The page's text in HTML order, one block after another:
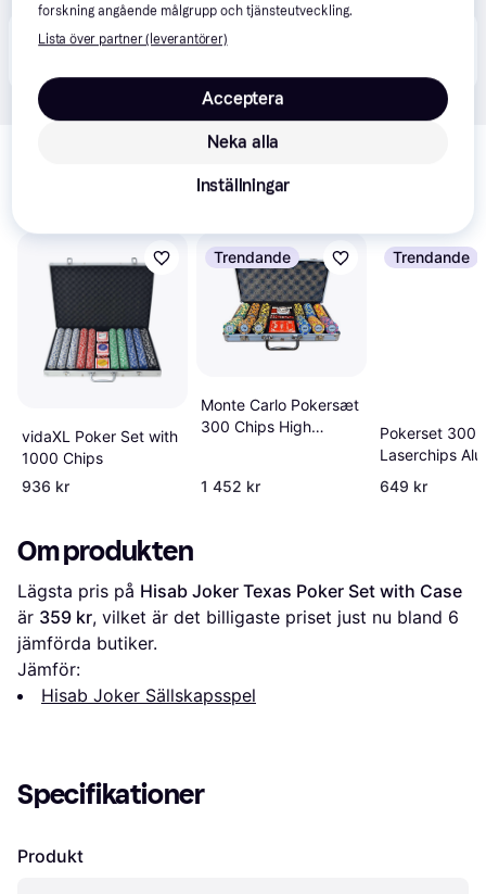
Produkten finns även hos 2 butiker
Relaterade produkter
Vi har plockat fram ett urval av produkter som kanske skulle
vidaXL Poker Set with
1000 Chips
936 kr
Trendande
Monte Carlo Pokersæt
300 Chips High
1 452 kr
Trendande
Pokerset 300
Laserchips
Silver
649 kr
Om produkten
Lägsta pris på Hisab Joker Texas Poker Set with Case
är 359 kr, vilket är det billigaste priset just nu bland 6
jämförda butiker.
Jämför:
Hisab Joker Sällskapsspel
Specifikationer
Produkt
forskning angående målgrupp och tjänsteutveckling.
Lista över partner (leverantörer)
Neka alla
Acceptera
Inställningar